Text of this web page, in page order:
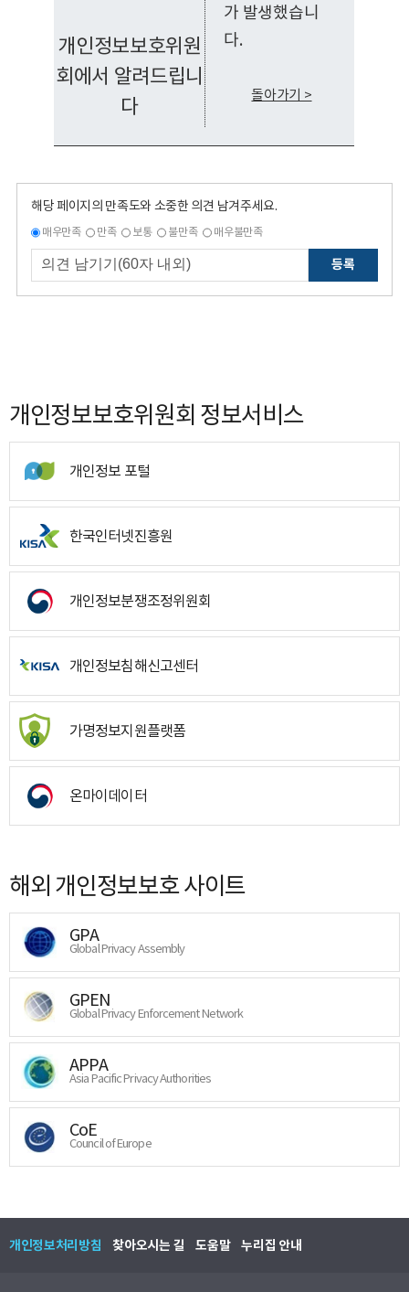
개인정보보호위원
회에서 알려드립니
다
가 발생했습니
다.
돌아가기 >
해당 페이지의 만족도와 소중한 의견 남겨주세요.
매우만족 만족 보통 불만족 매우불만족
등록
개인정보보호위원회 정보서비스
개인정보 포털
한국인터넷진흥원
개인정보분쟁조정위원회
개인정보침해신고센터
가명정보지원플랫폼
온마이데이터
해외 개인정보보호 사이트
GPA
Global Privacy Assembly
GPEN
Global Privacy Enforcement Network
APPA
Asia Pacific Privacy Authorities
CoE
Council of Europe
개인정보처리방침 찾아오시는 길 도움말 누리집 안내